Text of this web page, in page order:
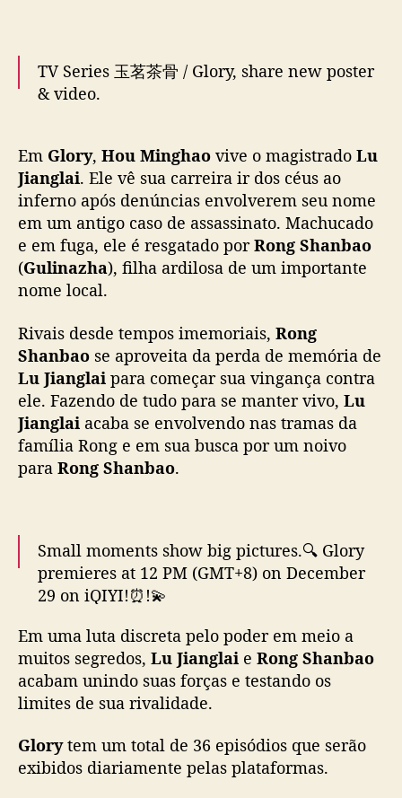
e
v
a
s
a
m
b
i
o
o
s
e
m
r
y
TV Series 玉茗茶骨 / Glory, share new poster
& video.
Mango start from today.
Cast: #HouMingHao #GuLiNaZha
#ChenRuoXuan #ZhaoYiQin #MaWenYuan
#LiFei #LiuQing #ShuTong #ChengXiao
#ZhaoZhaoYi #ZhangNan #ZhaoJiaMin
#ZhangWanYing
29/12/25pic.twitter.com/7nxTdzimvO
— fkshi (@FKShi)December 29, 2025
Em Glory, Hou Minghao vive o magistrado Lu
Jianglai. Ele vê sua carreira ir dos céus ao
inferno após denúncias envolverem seu nome
em um antigo caso de assassinato. Machucado
e em fuga, ele é resgatado porRong Shanbao
(Gulinazha), filha ardilosa de um importante
nome local.
Rivais desde tempos imemoriais, Rong
Shanbao se aproveita da perda de memória de
Lu Jianglai para começar sua vingança contra
ele. Fazendo de tudo para se manter vivo, Lu
Jianglai acaba se envolvendo nas tramas da
família Rong e em sua busca por um noivo
para Rong Shanbao.
Small moments show big pictures.🔍 Glory
premieres at 12 PM (GMT+8) on December
29 on iQIYI!⏰!💫
(Territories Apply)#glory #iqiyi
#houminghao #gulinazha #cdrama
#costumedrama #mustwatch#爱奇艺 #陆剧
玉茗茶骨 #侯明昊 #娜扎
— iQIYI (@iQIYI)December 27, 2025
Em uma luta discreta pelo poder em meio a
muitos segredos, Lu Jianglai e Rong Shanbao
acabam unindo suas forças e testando os
limites de sua rivalidade.
Glorytem um total de 36 episódios que serão
exibidos diariamente pelas plataformas.